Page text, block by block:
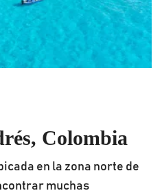
Colombia
en la zona norte de
muchas